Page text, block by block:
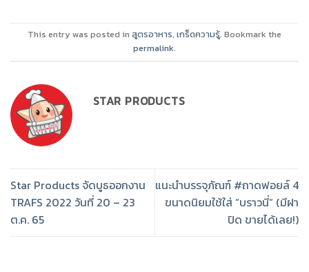
This entry was posted in สูตรอาหาร, เกร็ดความรู้. Bookmark the
permalink.
STAR PRODUCTS
Star Products จัดบูธออกงาน
TRAFS 2022 วันที่ 20 – 23
ต.ค. 65
แนะนำบรรจุภัณฑ์ #ถาดฟอยล์ 4
ขนาดนิยมใช้ใส่ “บราวนี่” (มีฝา
ปิด ขายได้เลย!)